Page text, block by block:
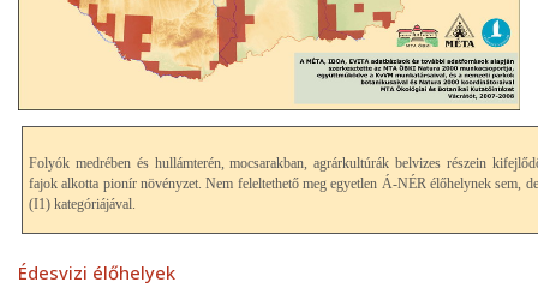
Folyók medrében és hullámterén, mocsarakban, agrárkultúrák belvizes részein
fajok alkotta pionír növényzet. Nem feleltethető meg egyetlen Á-NÉR élőhelynek
(I1) kategóriájával.
Édesvizi élőhelyek